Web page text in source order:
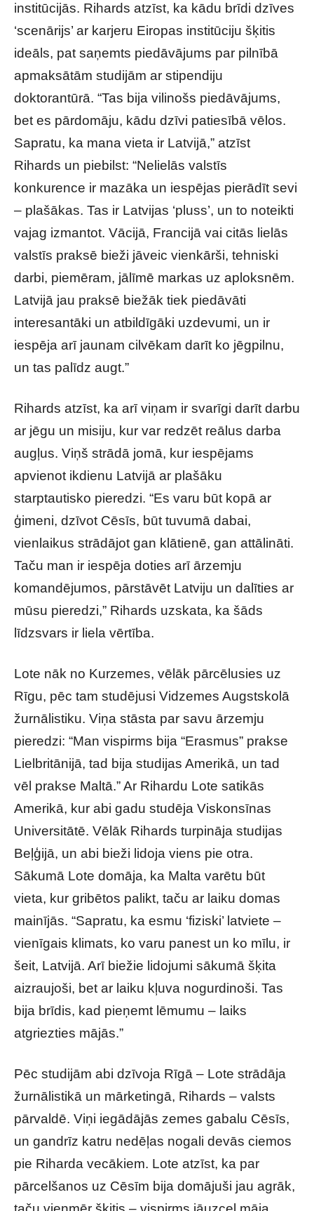
institūcijās. Rihards atzīst, ka kādu brīdi dzīves
‘scenārijs’ ar karjeru Eiropas institūciju šķitis
ideāls, pat saņemts piedāvājums par pilnībā
apmaksātām studijām ar stipendiju
doktorantūrā. “Tas bija vilinošs piedāvājums,
bet es pārdomāju, kādu dzīvi patiesībā vēlos.
Sapratu, ka mana vieta ir Latvijā,” atzīst
Rihards un piebilst: “Nelielās valstīs
konkurence ir mazāka un iespējas pierādīt sevi
– plašākas. Tas ir Latvijas ‘pluss’, un to noteikti
vajag izmantot. Vācijā, Francijā vai citās lielās
valstīs praksē bieži jāveic vienkārši, tehniski
darbi, piemēram, jālīmē markas uz aploksnēm.
Latvijā jau praksē biežāk tiek piedāvāti
interesantāki un atbildīgāki uzdevumi, un ir
iespēja arī jaunam cilvēkam darīt ko jēgpilnu,
un tas palīdz augt.”
Rihards atzīst, ka arī viņam ir svarīgi darīt darbu
ar jēgu un misiju, kur var redzēt reālus darba
augļus. Viņš strādā jomā, kur iespējams
apvienot ikdienu Latvijā ar plašāku
starptautisko pieredzi. “Es varu būt kopā ar
ģimeni, dzīvot Cēsīs, būt tuvumā dabai,
vienlaikus strādājot gan klātienē, gan attālināti.
Taču man ir iespēja doties arī ārzemju
komandējumos, pārstāvēt Latviju un dalīties ar
mūsu pieredzi,” Rihards uzskata, ka šāds
līdzsvars ir liela vērtība.
Lote nāk no Kurzemes, vēlāk pārcēlusies uz
Rīgu, pēc tam studējusi Vidzemes Augstskolā
žurnālistiku. Viņa stāsta par savu ārzemju
pieredzi: “Man vispirms bija “Erasmus” prakse
Lielbritānijā, tad bija studijas Amerikā, un tad
vēl prakse Maltā.” Ar Rihardu Lote satikās
Amerikā, kur abi gadu studēja Viskonsīnas
Universitātē. Vēlāk Rihards turpināja studijas
Beļģijā, un abi bieži lidoja viens pie otra.
Sākumā Lote domāja, ka Malta varētu būt
vieta, kur gribētos palikt, taču ar laiku domas
mainījās. “Sapratu, ka esmu ‘fiziski’ latviete –
vienīgais klimats, ko varu panest un ko mīlu, ir
šeit, Latvijā. Arī biežie lidojumi sākumā šķita
aizraujoši, bet ar laiku kļuva nogurdinoši. Tas
bija brīdis, kad pieņemt lēmumu – laiks
atgriezties mājās.”
Pēc studijām abi dzīvoja Rīgā – Lote strādāja
žurnālistikā un mārketingā, Rihards – valsts
pārvaldē. Viņi iegādājās zemes gabalu Cēsīs,
un gandrīz katru nedēļas nogali devās ciemos
pie Riharda vecākiem. Lote atzīst, ka par
pārcelšanos uz Cēsīm bija domājuši jau agrāk,